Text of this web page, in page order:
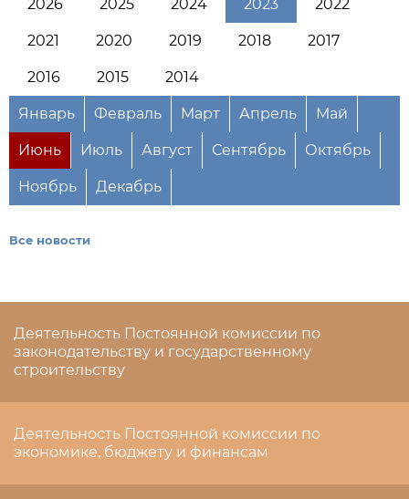
2026 2025 2024 2023 2022
2021 2020 2019 2018 2017
2016 2015 2014
Январь Февраль Март Апрель Май
Июнь Июль Август Сентябрь Октябрь
Ноябрь Декабрь
Все новости
Деятельность Постоянной комиссии по
законодательству и государственному
строительству
Деятельность Постоянной комиссии по
экономике, бюджету и финансам